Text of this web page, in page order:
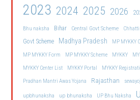
2023 2024 2025 2026
Bhu naksha Bihar Central Govt Scheme
Govt Scheme Madhya Pradesh
MP MYKKY
MP MYKKY Form
MP MYKKY Scheme MYKKY
MYKKY Center List
MYKKY Portal MYKKY
Pradhan Mantri Awas Yojana
Rajasthan
upbhunaksha up bhunaksha UP Bhu Naksha